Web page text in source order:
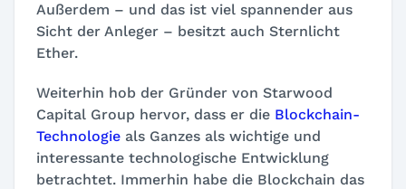
Außerdem – und das ist viel spannender aus
Sicht der Anleger – besitzt auch Sternlicht
Ether.
Weiterhin hob der Gründer von Starwood
Capital Group hervor, dass er die Blockchain-
Technologie als Ganzes als wichtige und
interessante technologische Entwicklung
betrachtet. Immerhin habe die Blockchain das